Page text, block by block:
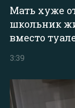
Мать хуже
школьник
вместо
3:39